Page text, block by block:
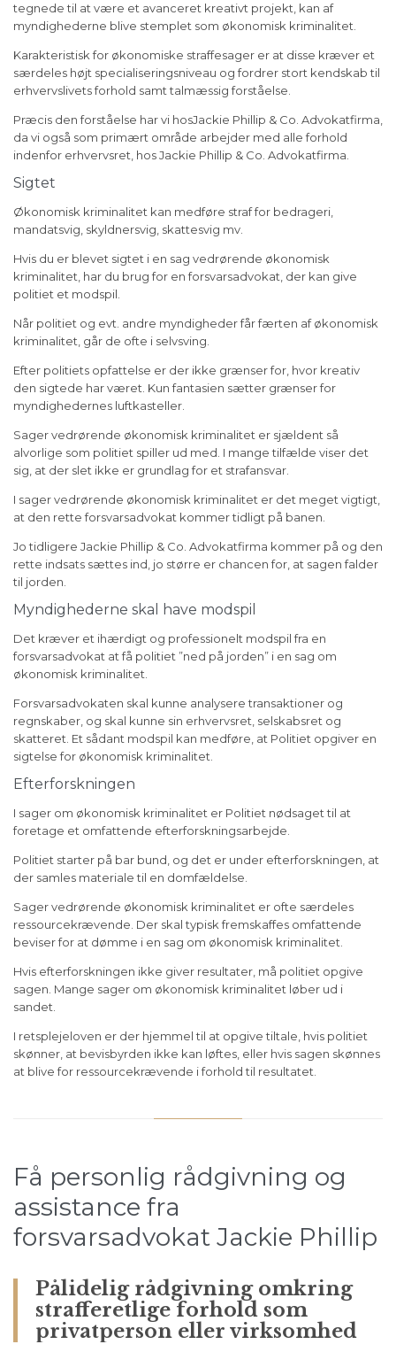
tegnede til at være et avanceret kreativt projekt, kan af
myndighederne blive stemplet som økonomisk kriminalitet.
Karakteristisk for økonomiske straffesager er at disse kræver et
særdeles højt specialiseringsniveau og fordrer stort kendskab til
erhvervslivets forhold samt talmæssig forståelse.
Præcis den forståelse har vi hosJackie Phillip & Co. Advokatfirma,
da vi også som primært område arbejder med alle forhold
indenfor erhvervsret, hos Jackie Phillip & Co. Advokatfirma.
Sigtet
Økonomisk kriminalitet kan medføre straf for bedrageri,
mandatsvig, skyldnersvig, skattesvig mv.
Hvis du er blevet sigtet i en sag vedrørende økonomisk
kriminalitet, har du brug for en forsvarsadvokat, der kan give
politiet et modspil.
Når politiet og evt. andre myndigheder får færten af økonomisk
kriminalitet, går de ofte i selvsving.
Efter politiets opfattelse er der ikke grænser for, hvor kreativ
den sigtede har været. Kun fantasien sætter grænser for
myndighedernes luftkasteller.
Sager vedrørende økonomisk kriminalitet er sjældent så
alvorlige som politiet spiller ud med. I mange tilfælde viser det
sig, at der slet ikke er grundlag for et strafansvar.
I sager vedrørende økonomisk kriminalitet er det meget vigtigt,
at den rette forsvarsadvokat kommer tidligt på banen.
Jo tidligere Jackie Phillip & Co. Advokatfirma kommer på og den
rette indsats sættes ind, jo større er chancen for, at sagen falder
til jorden.
Myndighederne skal have modspil
Det kræver et ihærdigt og professionelt modspil fra en
forsvarsadvokat at få politiet ”ned på jorden” i en sag om
økonomisk kriminalitet.
Forsvarsadvokaten skal kunne analysere transaktioner og
regnskaber, og skal kunne sin erhvervsret, selskabsret og
skatteret. Et sådant modspil kan medføre, at Politiet opgiver en
sigtelse for økonomisk kriminalitet.
Efterforskningen
I sager om økonomisk kriminalitet er Politiet nødsaget til at
foretage et omfattende efterforskningsarbejde.
Politiet starter på bar bund, og det er under efterforskningen, at
der samles materiale til en domfældelse.
Sager vedrørende økonomisk kriminalitet er ofte særdeles
ressourcekrævende. Der skal typisk fremskaffes omfattende
beviser for at dømme i en sag om økonomisk kriminalitet.
Hvis efterforskningen ikke giver resultater, må politiet opgive
sagen. Mange sager om økonomisk kriminalitet løber ud i
sandet.
I retsplejeloven er der hjemmel til at opgive tiltale, hvis politiet
skønner, at bevisbyrden ikke kan løftes, eller hvis sagen skønnes
at blive for ressourcekrævende i forhold til resultatet.
Få personlig rådgivning og
assistance fra
forsvarsadvokat Jackie Phillip
Pålidelig rådgivning omkring
strafferetlige forhold som
privatperson eller virksomhed